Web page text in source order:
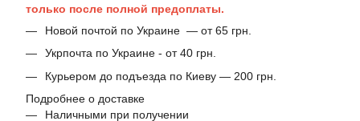
только после полной предоплаты.
Новой почтой по Украине — от 65 грн.
Укрпочта по Украине - от 40 грн.
Курьером до подъезда по Киеву — 200 грн.
Подробнее о доставке
Наличными при получении